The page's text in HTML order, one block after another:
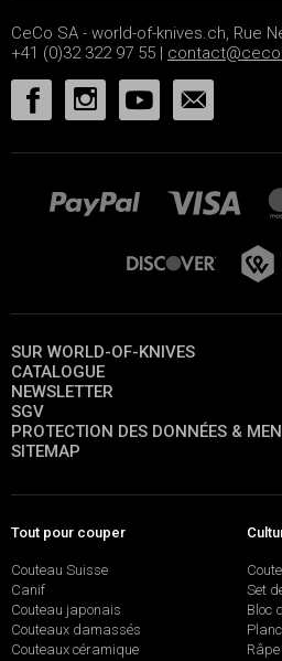
CeCo SA - world-of-knives.ch, Rue
+41 (0)32 322 97 55 |
SUR WORLD-OF-KNIVES
CATALOGUE
NEWSLETTER
SGV
PROTECTION DES DONNÉES &
SITEMAP
Tout pour couper
Couteau Suisse
Canif
Couteau japonais
Couteaux damassés
Couteaux céramique
Set
Bloc